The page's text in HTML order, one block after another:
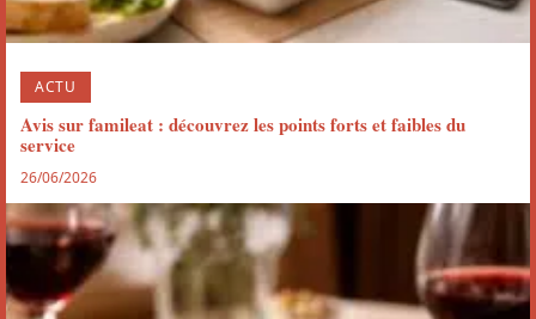
ACTU
Avis sur famileat : découvrez les points forts et faibles du
service
26/06/2026